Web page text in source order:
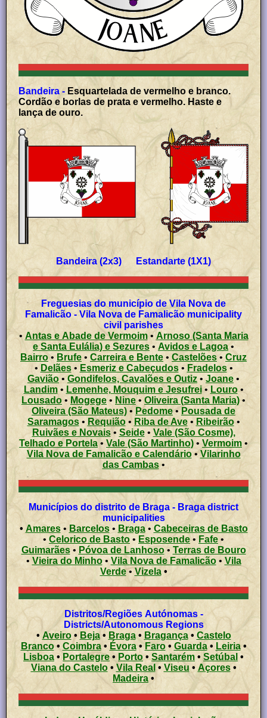
Bandeira - Esquartelada de vermelho e branco.
Cordão e borlas de prata e vermelho. Haste e
lança de ouro.
Bandeira (2x3) Estandarte (1X1)
Freguesias do município de Vila Nova de
Famalicão - Vila Nova de Famalicão municipality
civil parishes
• Antas e Abade de Vermoim• Arnoso (Santa Maria
e Santa Eulália) e Sezures• Avidos e Lagoa•
Bairro• Brufe • Carreira e Bente • Castelões • Cruz
• Delães• Esmeriz e Cabeçudos • Fradelos•
Gavião •Gondifelos, Cavalões e Outiz •Joane •
Landim• Lemenhe, Mouquim e Jesufrei• Louro•
Lousado • Mogege • Nine• Oliveira (Santa Maria) •
Oliveira (São Mateus) • Pedome• Pousada de
Saramagos• Requião• Riba de Ave• Ribeirão•
Ruivães e Novais• Seide• Vale (São Cosme),
Telhado e Portela • Vale (São Martinho) • Vermoim •
Vila Nova de Famalicão e Calendário•Vilarinho
das Cambas•
Municípios do distrito de Braga - Braga district
municipalities
• Amares• Barcelos• Braga• Cabeceiras de Basto
•
Celorico de Basto • Esposende • Fafe •
Guimarães• Póvoa de Lanhoso•
Terras de Bouro
• Vieira do Minho• Vila Nova de Famalicão• Vila
Verde•Vizela•
Distritos/Regiões Autónomas -
Districts/Autonomous Regions
• Aveiro• Beja• Braga• Bragança• Castelo
Branco• Coimbra• Évora• Faro• Guarda• Leiria•
Lisboa •Portalegre• Porto • Santarém • Setúbal •
Viana do Castelo• Vila Real • Viseu• Açores •
Madeira •